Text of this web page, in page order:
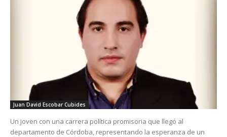
Juan David Escobar Cubides
Un joven con una carrera política promisoria que llegó al
departamento de Córdoba, representando la esperanza de un